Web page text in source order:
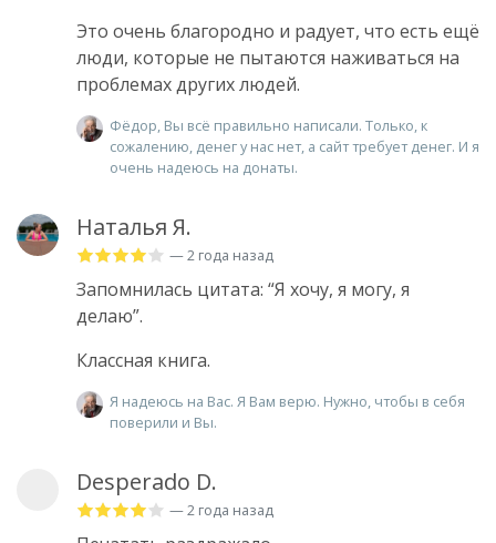
Это очень благородно и радует, что есть ещё
люди, которые не пытаются наживаться на
проблемах других людей.
Фёдор, Вы всё правильно написали. Только, к
сожалению, денег у нас нет, а сайт требует денег. И я
очень надеюсь на донаты.
Наталья Я.
— 2 года назад
Запомнилась цитата: “Я хочу, я могу, я
делаю”.
Классная книга.
Я надеюсь на Вас. Я Вам верю. Нужно, чтобы в себя
поверили и Вы.
Desperado D.
— 2 года назад